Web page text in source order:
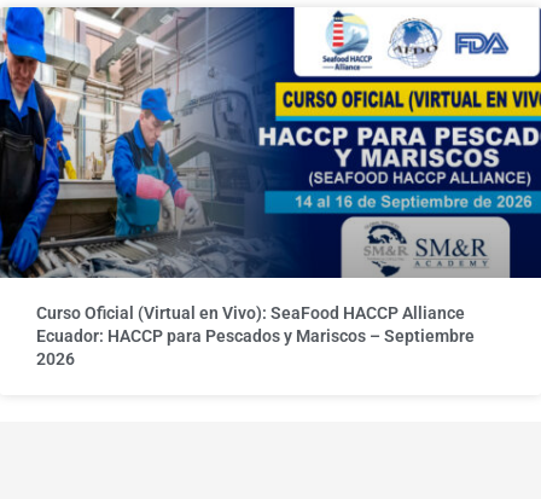
Curso Oficial (Virtual en Vivo): SeaFood HACCP Alliance
Ecuador: HACCP para Pescados y Mariscos – Septiembre
2026